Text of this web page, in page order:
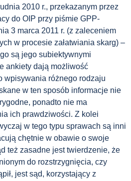
2010 r., przekazanym przez
do OIP przy piśmie GPP-
3 marca 2011 r. (z zaleceniem
w procesie załatwiania skarg) –
są jego subiektywnymi
ankiety dają możliwość
wpisywania różnego rodzaju
w ten sposób informacje nie
ponadto nie ma
ich prawdziwości. Z kolei
w tego typu sprawach są inni
chętnie w obawie o swoje
też zasadne jest twierdzenie, że
do rozstrzygnięcia, czy
jest sąd, korzystający z